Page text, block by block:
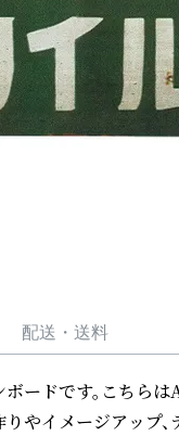
配送・送料
ードです。こちらは
やイメージアップ